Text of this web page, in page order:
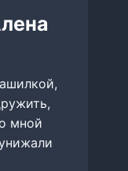
мной